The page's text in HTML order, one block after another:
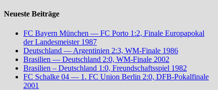
Neueste Beiträge
FC Bayern München — FC Porto 1:2, Finale Europapokal
der Landesmeister 1987
Deutschland — Argentinien 2:3, WM-Finale 1986
Brasilien — Deutschland 2:0, WM-Finale 2002
Brasilien – Deutschland 1:0, Freundschaftsspiel 1982
FC Schalke 04 — 1. FC Union Berlin 2:0, DFB-Pokalfinale
2001